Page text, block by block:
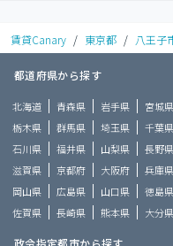
賃貸Canary / 東京都 / 八王子
都道府県から探す
北海道 青森県 岩手県 宮城県
栃木県
群馬県 埼玉県 千葉県
石川県
福井県 山梨県 長野県
滋賀県
京都府 大阪府 兵庫県
岡山県
広島県 山口県 徳島県
佐賀県
長崎県 熊本県 大分県
政令指定都市から探す